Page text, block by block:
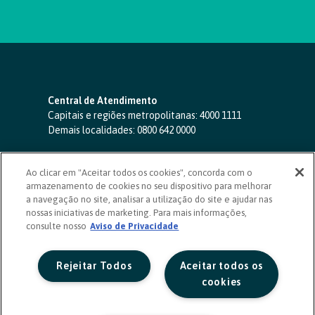
Central de Atendimento
Capitais e regiões metropolitanas: 4000 1111
Demais localidades: 0800 642 0000
SAC 24 horas-0800 724 4420
Ouvidoria
0800 725 0996
(de segunda a sexta, das 8h às 20h)
ouvidoriasicoob.com.br
Deficientes auditivos ou de fala
Ao clicar em "Aceitar todos os cookies", concorda com o
armazenamento de cookies no seu dispositivo para melhorar
a navegação no site, analisar a utilização do site e ajudar nas
nossas iniciativas de marketing. Para mais informações,
consulte nosso Aviso de Privacidade
Aceitar todos os
cookies
Rejeitar Todos